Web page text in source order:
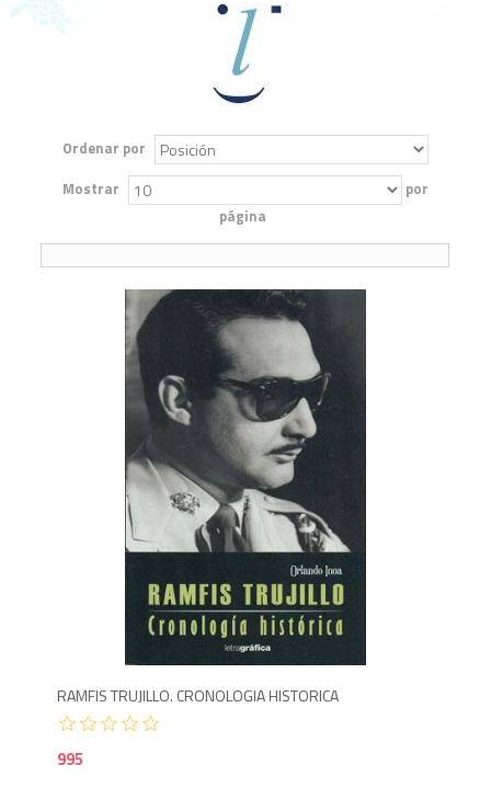
Ordenar por
Mostrar
por
página
RAMFIS TRUJILLO. CRONOLOGIA HISTORICA
995